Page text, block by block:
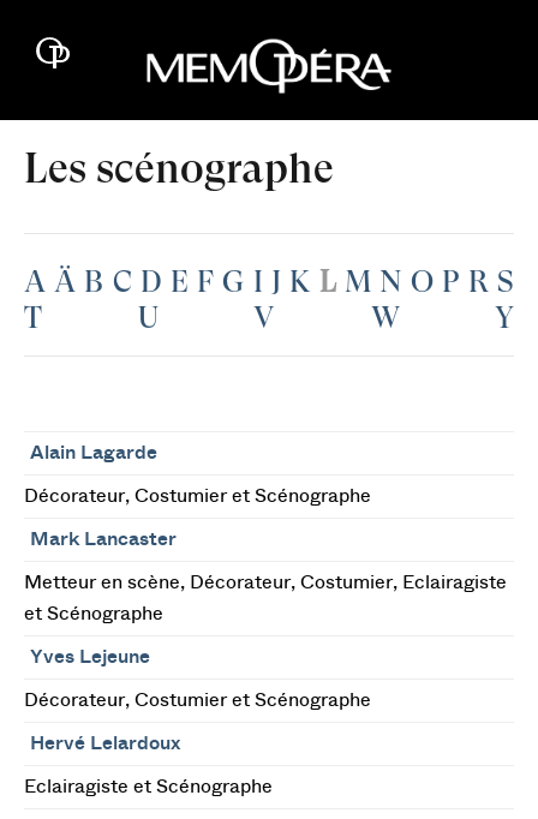
Les scénographe
A Ä B C D E F G I J K L M N O P R S
T
U V W Y
Alain Lagarde
Décorateur, Costumier et Scénographe
Mark Lancaster
Metteur en scène, Décorateur, Costumier, Eclairagiste
et Scénographe
Yves Lejeune
Décorateur, Costumier et Scénographe
Hervé Lelardoux
Eclairagiste et Scénographe